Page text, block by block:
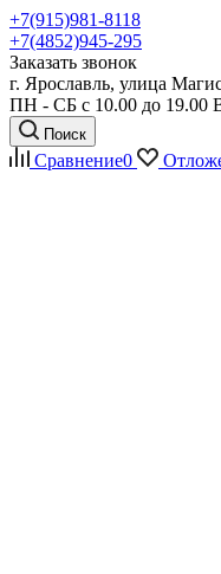
+7(915)981-8118
+7(4852)945-295
Заказать звонок
г. Ярославль, улица
ПН - СБ с 10.00 до 19.00
Поиск
Сравнение0